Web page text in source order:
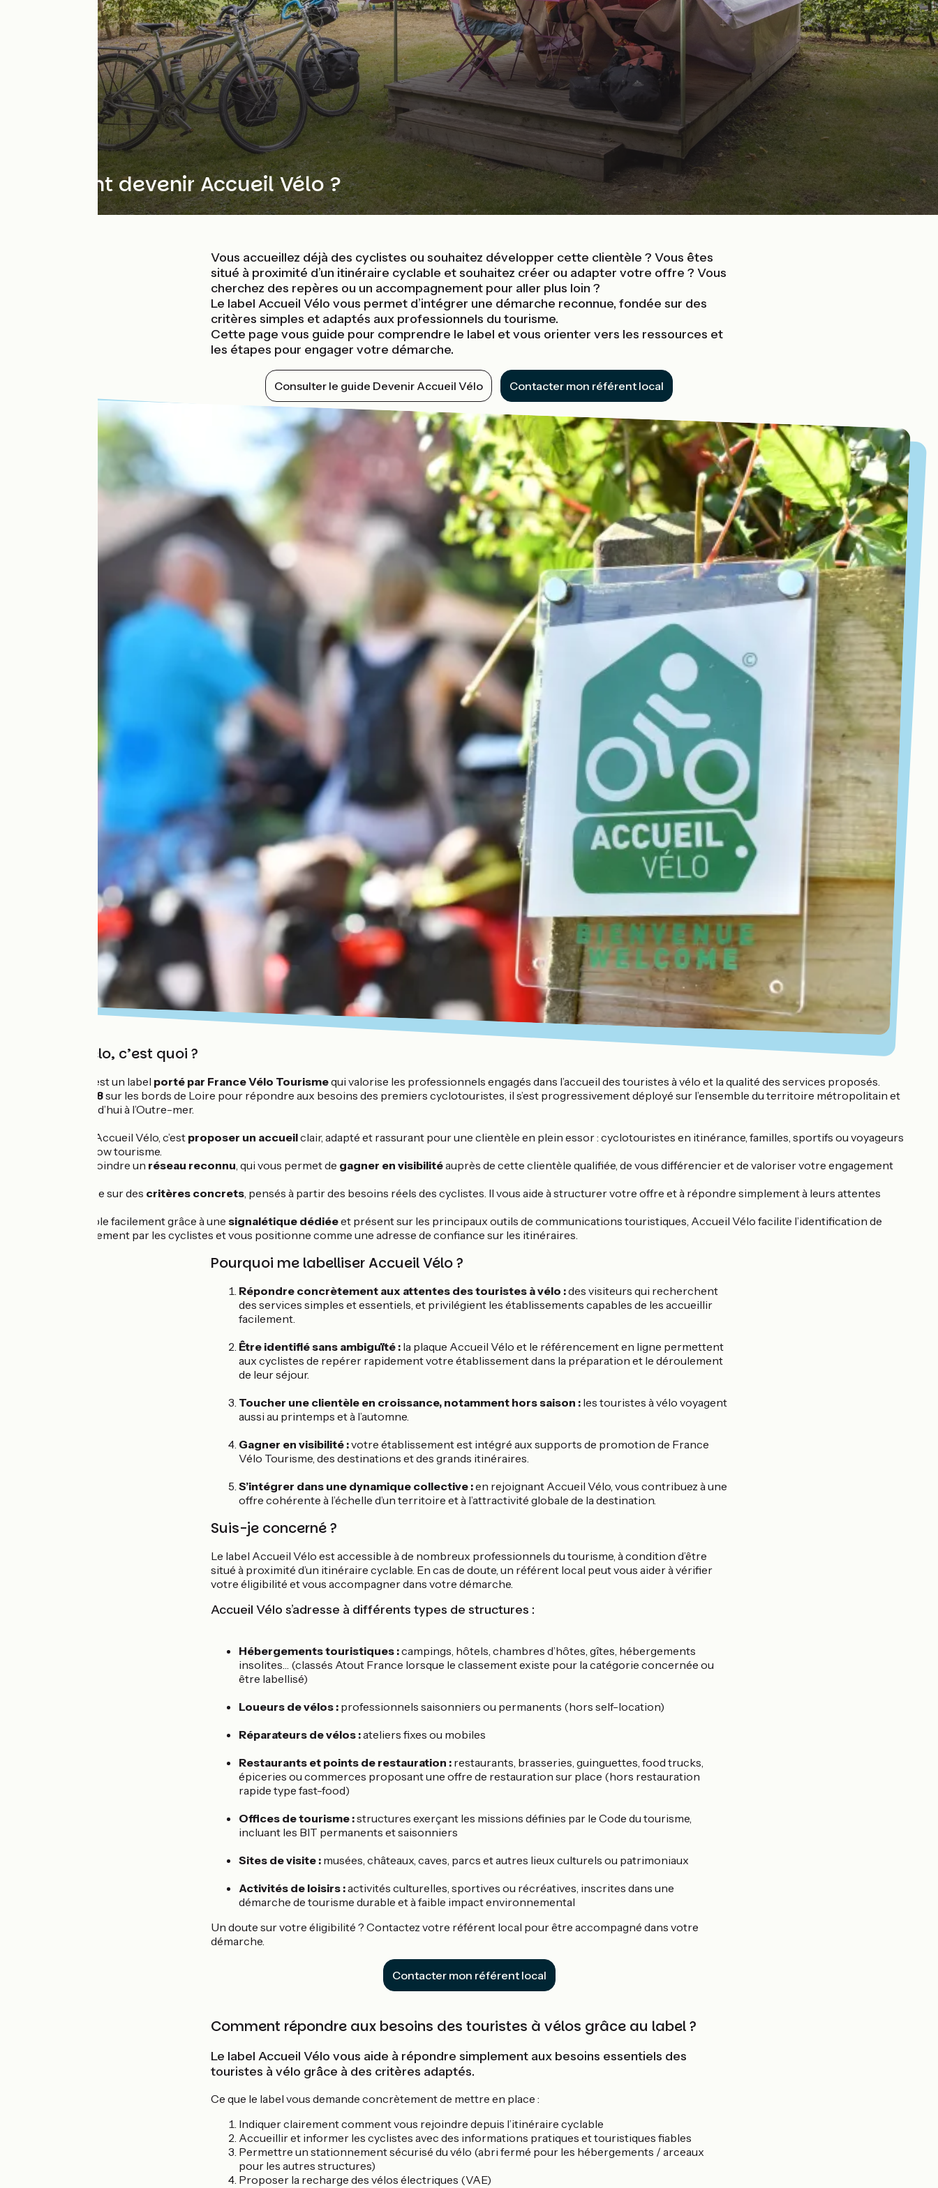
Comment devenir Accueil Vélo ?
Vous accueillez déjà des cyclistes ou souhaitez développer cette clientèle ? Vous êtes
situé à proximité d’un itinéraire cyclable et souhaitez créer ou adapter votre offre ? Vous
cherchez des repères ou un accompagnement pour aller plus loin ?
Le label Accueil Vélo vous permet d’intégrer une démarche reconnue, fondée sur des
critères simples et adaptés aux professionnels du tourisme.
Cette page vous guide pour comprendre le label et vous orienter vers les ressources et
les étapes pour engager votre démarche.
Consulter le guide Devenir Accueil Vélo Contacter mon référent local
Accueil Vélo, c’est quoi ?
Accueil Vélo est un label porté par France Vélo Tourismequi valorise les professionnels engagés dans l’accueil des touristes à vélo et la qualité des services proposés.
Créé en 2008sur les bords de Loire pour répondre aux besoins des premiers cyclotouristes, il s’est progressivement déployé sur l’ensemble du territoire métropolitain et
s’ouvre aujourd’hui à l’Outre-mer.
Être labellisé Accueil Vélo, c’est proposer un accueilclair, adapté et rassurant pour une clientèle en plein essor : cyclotouristes en itinérance, familles, sportifs ou voyageurs
en quête de slow tourisme.
C’est aussi rejoindre un réseau reconnu , qui vous permet de gagner en visibilitéauprès de cette clientèle qualifiée, de vous différencier et de valoriser votre engagement
Le label repose sur des critères concrets , pensés à partir des besoins réels des cyclistes. Il vous aide à structurer votre offre et à répondre simplement à leurs attentes
Reconnaissable facilement grâce à une signalétique dédiéeet présent sur les principaux outils de communications touristiques, Accueil Vélo facilite l’identification de
votre établissement par les cyclistes et vous positionne comme une adresse de confiance sur les itinéraires.
Pourquoi me labelliser Accueil Vélo ?
Répondre concrètement aux attentes des touristes à vélo :des visiteurs qui recherchent
des services simples et essentiels, et privilégient les établissements capables de les accueillir
facilement.
Être identifié sans ambiguïté : la plaque Accueil Vélo et le référencement en ligne permettent
aux cyclistes de repérer rapidement votre établissement dans la préparation et le déroulement
de leur séjour.
Toucher une clientèle en croissance, notamment hors saison : les touristes à vélo voyagent
aussi au printemps et à l’automne.
Gagner en visibilité :votre établissement est intégré aux supports de promotion de France
Vélo Tourisme, des destinations et des grands itinéraires.
S’intégrer dans une dynamique collective :en rejoignant Accueil Vélo, vous contribuez à une
offre cohérente à l’échelle d’un territoire et à l’attractivité globale de la destination.
Suis-je concerné ?
Le label Accueil Vélo est accessible à de nombreux professionnels du tourisme, à condition d’être
situé à proximité d’un itinéraire cyclable. En cas de doute, un référent local peut vous aider à vérifier
votre éligibilité et vous accompagner dans votre démarche.
Accueil Vélo s’adresse à différents types de structures :
Hébergements touristiques :campings, hôtels, chambres d’hôtes, gîtes, hébergements
insolites… (classés Atout France lorsque le classement existe pour la catégorie concernée ou
être labellisé)
Loueurs de vélos : professionnels saisonniers ou permanents (hors self-location)
Réparateurs de vélos :ateliers fixes ou mobiles
Restaurants et points de restauration : restaurants, brasseries, guinguettes, food trucks,
épiceries ou commerces proposant une offre de restauration sur place (hors restauration
rapide type fast-food)
Offices de tourisme :structures exerçant les missions définies par le Code du tourisme,
incluant les BIT permanents et saisonniers
Sites de visite : musées, châteaux, caves, parcs et autres lieux culturels ou patrimoniaux
Activités de loisirs :activités culturelles, sportives ou récréatives, inscrites dans une
démarche de tourisme durable et à faible impact environnemental
Un doute sur votre éligibilité ? Contactez votre référent local pour être accompagné dans votre
démarche.
Contacter mon référent local
Comment répondre aux besoins des touristes à vélos grâce au label ?
Le label Accueil Vélo vous aide à répondre simplement aux besoins essentiels des
touristes à vélo grâce à des critères adaptés.
Ce que le label vous demande concrètement de mettre en place :
Indiquer clairement comment vous rejoindre depuis l’itinéraire cyclable
Accueillir et informer les cyclistes avec des informations pratiques et touristiques fiables
Permettre un stationnement sécurisé du vélo (abri fermé pour les hébergements / arceaux
pour les autres structures)
Proposer la recharge des vélos électriques (VAE)